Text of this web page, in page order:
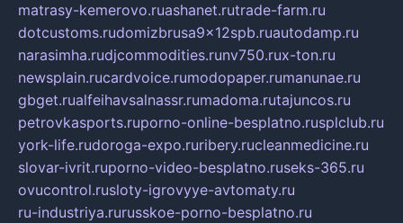
matrasy-kemerovo.ruashanet.rutrade-farm.ru
dotcustoms.rudomizbrusa9x12spb.ruautodamp.ru
narasimha.rudjcommodities.runv750.rux-ton.ru
newsplain.rucardvoice.rumodopaper.rumanunae.ru
gbget.rualfeihavsalnassr.rumadoma.rutajuncos.ru
petrovkasports.ruporno-online-besplatno.rusplclub.ru
york-life.rudoroga-expo.ruribery.rucleanmedicine.ru
slovar-ivrit.ruporno-video-besplatno.ruseks-365.ru
ovucontrol.rusloty-igrovyye-avtomaty.ru
ru-industriya.rurusskoe-porno-besplatno.ru